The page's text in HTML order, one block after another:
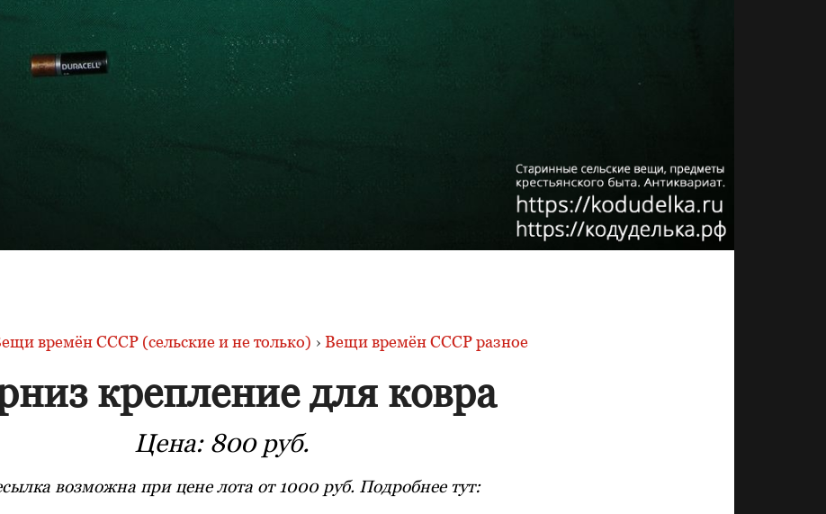
времён СССР (сельские и не только) › Вещи времён СССР разное
крепление для ковра
Цена: 800 руб.
возможна при цене лота от 1000 руб. Подробнее тут: